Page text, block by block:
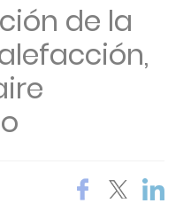
de la